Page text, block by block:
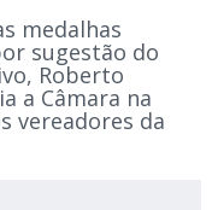
medalhas
sugestão do
Roberto
a Câmara na
vereadores da